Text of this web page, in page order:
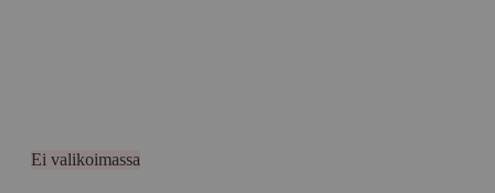
Ei valikoimassa